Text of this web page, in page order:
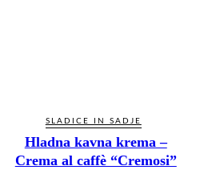
SLADICE IN SADJE
Hladna kavna krema –
Crema al caffè “Cremosi”